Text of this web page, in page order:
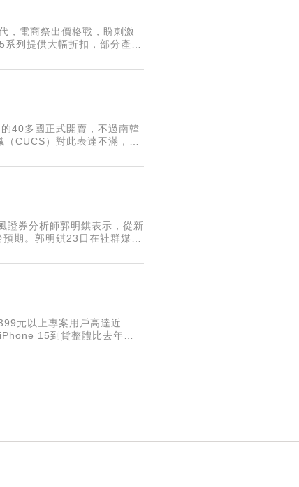
，電商祭出價格戰，盼刺激
列提供大幅折扣，部分產品
40多國正式開賣，不過南韓
CUCS）對此表達不滿，呼
證券分析師郭明錤表示，從新
期。郭明錤23日在社群媒體
元以上專案用戶高達近
15到貨整體比去年